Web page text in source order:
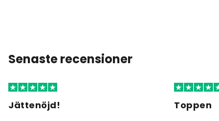
Senaste recensioner
Jättenöjd! Toppen